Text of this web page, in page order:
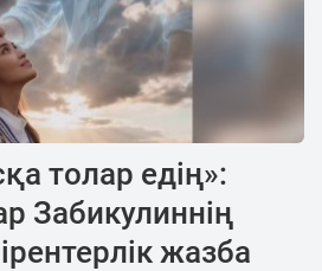
толар едің»:
Забикулиннің
жазба